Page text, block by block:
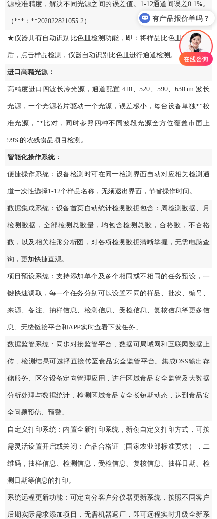
源校准精度，解决不同光源之间的误差值。1-12通道间误差0.1%。
（***：**202022821055.2）
★仪器具有自动识别比色皿检测功能，即：将样品比色皿放入仪器
后，点击样品检测，仪器自动识别比色皿进行通道检测。
进口高精光源：
高精度进口四波长冷光源，通道配置 410、520、590、630nm 波长
光源，一个光源芯片驱动一个光源，误差极小，每台设备单独**校
准光源，**比对，同时参照四种不同波段光源全方位覆盖市面上
99%的农残食品项目检测。
智能化操作系统：
便捷操作系统：设备检测时可在同一检测界面自动对应相关检测通
道一次性选择1-12个样品名称，无须退出界面，节省操作时间。
数据集成系统：设备首页自动统计检测数据包含：周检测数据、月
检测数据，全部检测总数量，均包含检测总数，合格数，不合格
数，以及相关柱形分析图，对各项检测数据清晰掌握，无需电脑查
询，更加快捷直观。
项目预设系统：支持添加单个及多个相同或不相同的任务预设，一
键快速调取，每一个任务分别可以设置不同的样品、批次、编号、
来源、备注、抽样信息、检测信息、受检信息、复核信息等更多信
息。无缝链接平台和APP实时查看下发任务。
数据监管系统：同步对接监管平台，数据可局域网和互联网数据上
传，检测结果可选择直接传至食品安全监管平台。集成OSS输出存
储服务、区分设备定向管理应用，进行区域食品安全监管及大数据
分析处理与数据统计，检测区域食品安全长短期动态，达到食品安
全问题预估、预警。
自定义打印系统：内置全新打印系统，新创自定义打印方式，可按
需灵活设置开启或关闭：产品合格证（国家农业部标准要求），二
维码，抽样信息、检测信息，受检信息、复核信息、抽样日期、检
测日期等信息的打印。
系统远程更新功能：可定向分客户分仪器更新系统，按照不同客户
后期实际需求添加项目，无需机器返厂，即可远程实时升级全新系
有产品报价单吗？